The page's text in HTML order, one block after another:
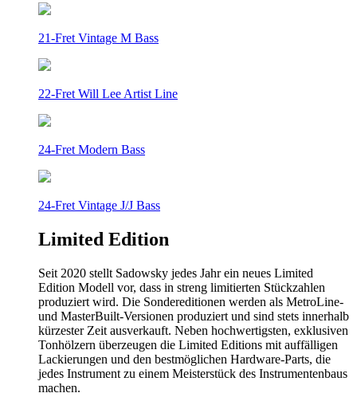
21-Fret Vintage M Bass
22-Fret Will Lee Artist Line
24-Fret Modern Bass
24-Fret Vintage J/J Bass
Limited Edition
Seit 2020 stellt Sadowsky jedes Jahr ein neues Limited
Edition Modell vor, dass in streng limitierten Stückzahlen
produziert wird. Die Sondereditionen werden als MetroLine-
und MasterBuilt-Versionen produziert und sind stets innerhalb
kürzester Zeit ausverkauft. Neben hochwertigsten, exklusiven
Tonhölzern überzeugen die Limited Editions mit auffälligen
Lackierungen und den bestmöglichen Hardware-Parts, die
jedes Instrument zu einem Meisterstück des Instrumentenbaus
machen.